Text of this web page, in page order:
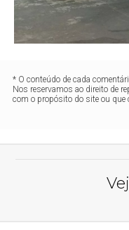
* O conteúdo de cada
Nos reservamos ao direito de
com o propósito do site ou que